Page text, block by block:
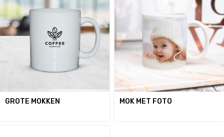
GROTE MOKKEN MOK MET FOTO